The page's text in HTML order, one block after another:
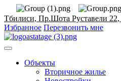
Тбилиси, Пр.Шота Руставели 22,
Избранное Перезвонить мне
Объекты
Вторичное жилье